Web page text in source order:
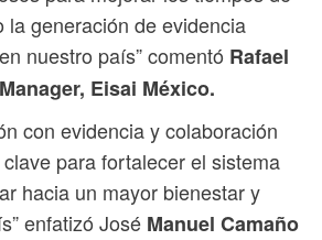
la generación de evidencia
nuestro país” comentó Rafael
Eisai México.
con evidencia y colaboración
para fortalecer el sistema
hacia un mayor bienestar y
enfatizó José Manuel Camaño